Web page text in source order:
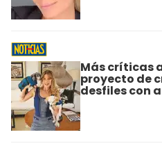
Más críticas
proyecto de
desfiles con